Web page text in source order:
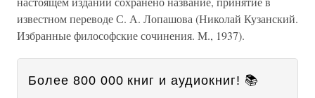
известном переводе С. А. Лопашова (Николай Кузанский.
Избранные философские сочинения. М., 1937).
Более 800 000 книг и аудиокниг! 📚